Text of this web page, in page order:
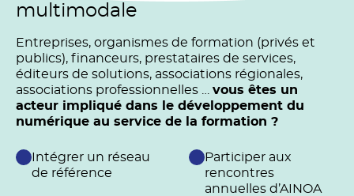
multimodale
Entreprises, organismes de formation (privés et
publics), financeurs, prestataires de services,
éditeurs de solutions, associations régionales,
associations professionnelles … vous êtes un
acteur impliqué dans le développement du
numérique au service de la formation ?
Intégrer un réseau
de référence
Participer aux
rencontres
annuelles d’AINOA